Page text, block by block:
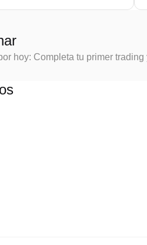
hoy: Completa tu primer